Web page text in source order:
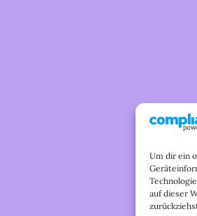
Um dir ein
auf dieser